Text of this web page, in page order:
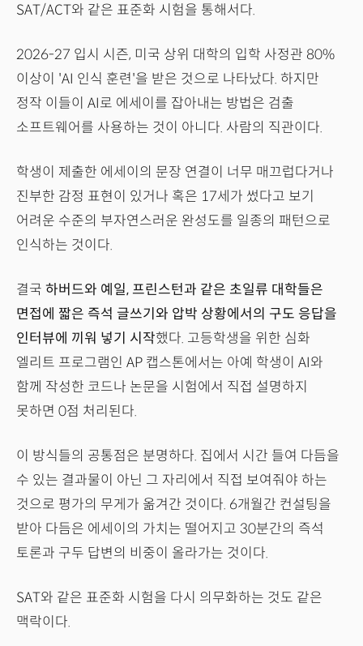
SAT/ACT와 같은 표준화 시험을 통해서다.
2026-27 입시 시즌, 미국 상위 대학의 입학 사정관 80%
이상이 'AI 인식 훈련'을 받은 것으로 나타났다. 하지만
정작 이들이 AI로 에세이를 잡아내는 방법은 검출
소프트웨어를 사용하는 것이 아니다. 사람의 직관이다.
학생이 제출한 에세이의 문장 연결이 너무 매끄럽다거나
진부한 감정 표현이 있거나 혹은 17세가 썼다고 보기
어려운 수준의 부자연스러운 완성도를 일종의 패턴으로
인식하는 것이다.
결국 하버드와 예일, 프린스턴과 같은 초일류 대학들은
면접에 짧은 즉석 글쓰기와 압박 상황에서의 구도 응답을
인터뷰에 끼워 넣기 시작했다. 고등학생을 위한 심화
엘리트 프로그램인 AP 캡스톤에서는 아예 학생이 AI와
함께 작성한 코드나 논문을 시험에서 직접 설명하지
못하면 0점 처리된다.
이 방식들의 공통점은 분명하다. 집에서 시간 들여 다듬을
수 있는 결과물이 아닌 그 자리에서 직접 보여줘야 하는
것으로 평가의 무게가 옮겨간 것이다. 6개월간 컨설팅을
받아 다듬은 에세이의 가치는 떨어지고 30분간의 즉석
토론과 구두 답변의 비중이 올라가는 것이다.
SAT와 같은 표준화 시험을 다시 의무화하는 것도 같은
맥락이다.